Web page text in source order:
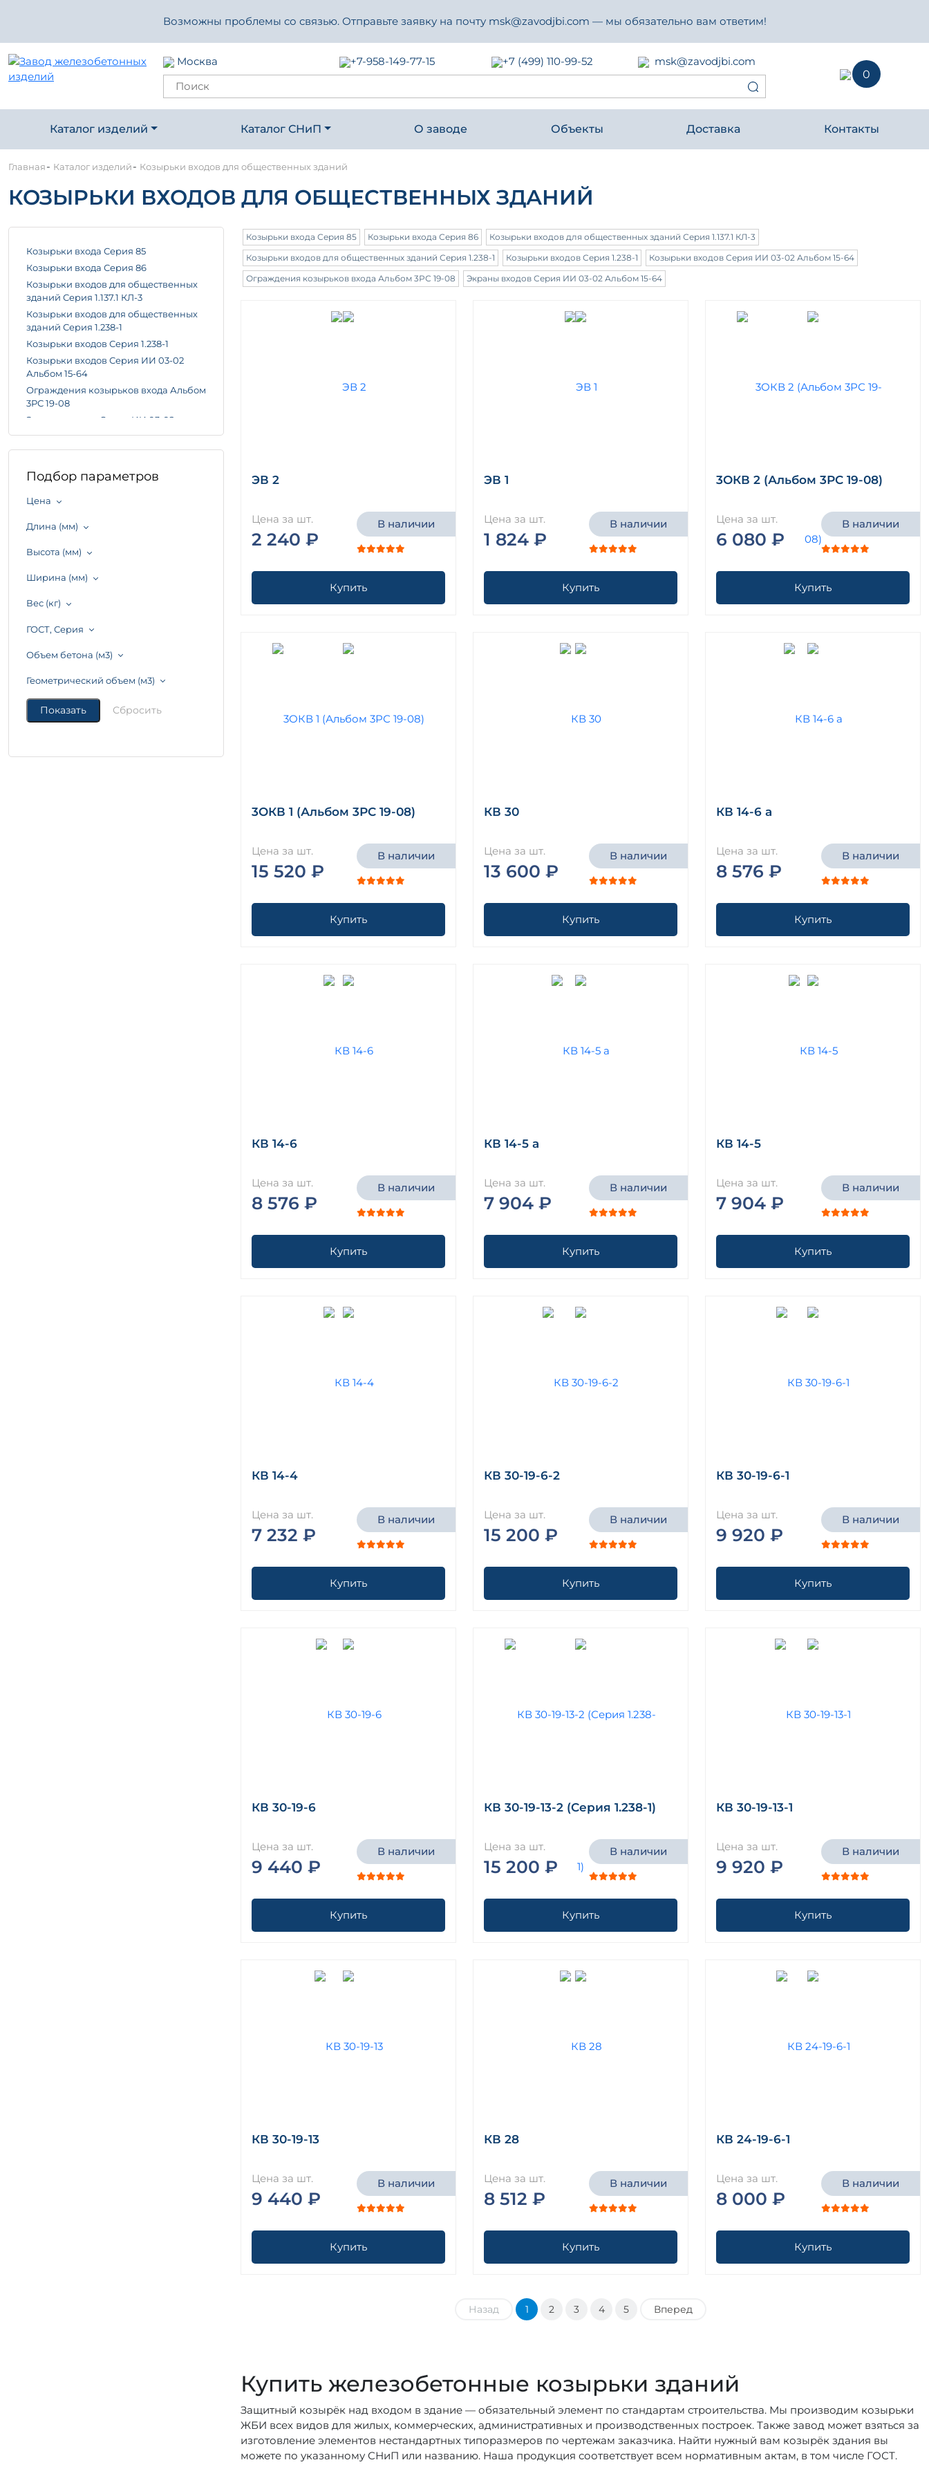
Возможны проблемы со связью. Отправьте заявку на почту msk@zavodjbi.com — мы обязательно вам ответим!
Москва +7-958-149-77-15 +7 (499) 110-99-52
msk@zavodjbi.com
0
Каталог изделий Каталог СНиП О заводе Объекты Доставка Контакты
Главная- Каталог изделий- Козырьки входов для общественных зданий
КОЗЫРЬКИ ВХОДОВ ДЛЯ ОБЩЕСТВЕННЫХ ЗДАНИЙ
Козырьки входа Серия 85
Козырьки входа Серия 86
Козырьки входов для общественных
зданий Серия 1.137.1 КЛ-3
Козырьки входов для общественных
зданий Серия 1.238-1
Козырьки входов Серия 1.238-1
Козырьки входов Серия ИИ 03-02
Альбом 15-64
Ограждения козырьков входа Альбом
3РС 19-08
Экраны входов Серия ИИ 03-02
Альбом 15-64
Подбор параметров
Цена
Длина (мм)
Высота (мм)
Ширина (мм)
Вес (кг)
ГОСТ, Серия
Объем бетона (м3)
Геометрический объем (м3)
Козырьки входа Серия 85 Козырьки входа Серия 86
Козырьки входов для общественных зданий Серия 1.137.1 КЛ-3
Козырьки входов для общественных зданий Серия 1.238-1
Козырьки входов Серия 1.238-1
Козырьки входов Серия ИИ 03-02 Альбом 15-64
Ограждения козырьков входа Альбом 3РС 19-08
Экраны входов Серия ИИ 03-02 Альбом 15-64
ЭВ 2
Цена за шт.
2 240 ₽
В наличии
Купить
ЭВ 1
Цена за шт.
1 824 ₽
В наличии
Купить
3ОКВ 2 (Альбом 3РС 19-08)
Цена за шт.
6 080 ₽
В наличии
Купить
3ОКВ 1 (Альбом 3РС 19-08)
Цена за шт.
15 520 ₽
В наличии
Купить
КВ 30
Цена за шт.
13 600 ₽
В наличии
Купить
КВ 14-6 а
Цена за шт.
8 576 ₽
В наличии
Купить
КВ 14-6
Цена за шт.
8 576 ₽
В наличии
Купить
КВ 14-5 а
Цена за шт.
7 904 ₽
В наличии
Купить
КВ 14-5
Цена за шт.
7 904 ₽
В наличии
Купить
КВ 14-4
Цена за шт.
7 232 ₽
В наличии
Купить
КВ 30-19-6-2
Цена за шт.
15 200 ₽
В наличии
Купить
КВ 30-19-6-1
Цена за шт.
9 920 ₽
В наличии
Купить
КВ 30-19-6
Цена за шт.
9 440 ₽
В наличии
Купить
КВ 30-19-13-2 (Серия 1.238-1)
Цена за шт.
15 200 ₽
В наличии
Купить
КВ 30-19-13-1
Цена за шт.
9 920 ₽
В наличии
Купить
КВ 30-19-13
Цена за шт.
9 440 ₽
В наличии
Купить
КВ 28
Цена за шт.
8 512 ₽
В наличии
Купить
КВ 24-19-6-1
Цена за шт.
8 000 ₽
В наличии
Купить
Назад 1 2 3 4 5 Вперед
Купить железобетонные козырьки зданий
Защитный козырёк над входом в здание — обязательный элемент по стандартам строительства. Мы производим козырьки
ЖБИ всех видов для жилых, коммерческих, административных и производственных построек. Также завод может взяться за
изготовление элементов нестандартных типоразмеров по чертежам заказчика. Найти нужный вам козырёк здания вы
можете по указанному СНиП или названию. Наша продукция соответствует всем нормативным актам, в том числе ГОСТ.